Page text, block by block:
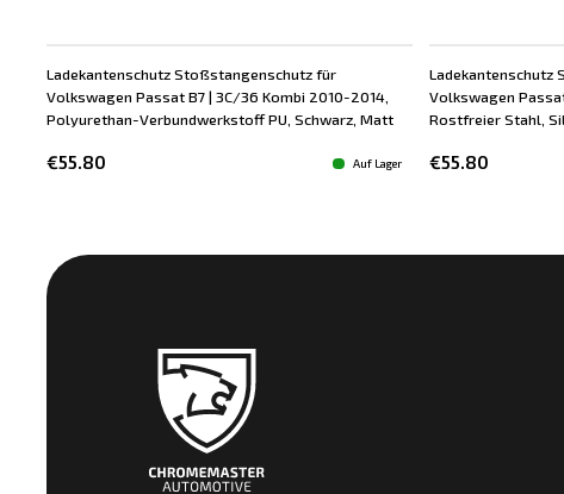
Ladekantenschutz Stoßstangenschutz für
Volkswagen Passat B7 | 3C/36 Kombi 2010-2014,
Polyurethan-Verbundwerkstoff PU, Schwarz, Matt
€55.80 Auf Lager
Ladekantenschutz
Volkswagen
Rostfreier Stahl,
€55.80